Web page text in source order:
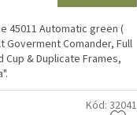
45011 Automatic green (
Goverment Comander, Full
Cup & Duplicate Frames,
Kód: 32041